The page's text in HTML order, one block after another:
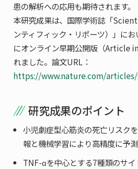
患の解析への応用も期待されます。
本研究成果は、国際学術誌「
ンティフィック・リポーツ）」に
にオンライン早期公開版（Article
れました。論文URL：
https://www.nature.com/
研究成果のポイント
小児劇症型心筋炎の死亡リスク
報と機械学習により高精度に予測
TNF-αを中心とする7種類のサ